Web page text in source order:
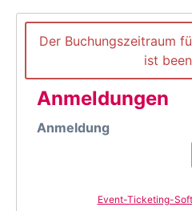
Der Buchungszeitraum
ist
Anmeldungen
Anmeldung
Event-Ticketing-